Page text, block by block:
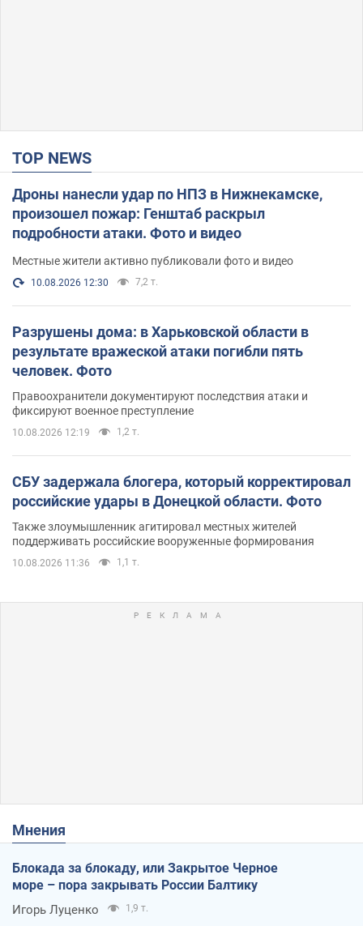
TOP NEWS
Дроны нанесли удар по НПЗ в Нижнекамске,
произошел пожар: Генштаб раскрыл
подробности атаки. Фото и видео
Местные жители активно публиковали фото и видео
10.08.2026 12:30 7,2 т.
Разрушены дома: в Харьковской области в
результате вражеской атаки погибли пять
человек. Фото
Правоохранители документируют последствия атаки и
фиксируют военное преступление
10.08.2026 12:19 1,2 т.
СБУ задержала блогера, который корректировал
российские удары в Донецкой области. Фото
Также злоумышленник агитировал местных жителей
поддерживать российские вооруженные формирования
10.08.2026 11:36 1,1 т.
Мнения
Блокада за блокаду, или Закрытое Черное
море – пора закрывать России Балтику
Игорь Луценко 1,9 т.